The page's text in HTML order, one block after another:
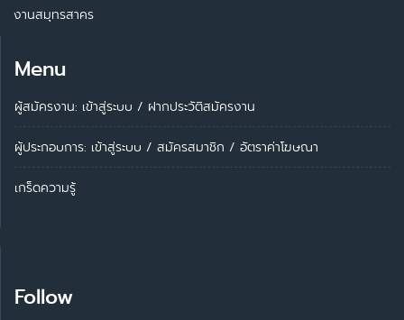
งานสมุทรสาคร
Menu
ผู้สมัครงาน: เข้าสู่ระบบ / ฝากประวัติสมัครงาน
ผู้ประกอบการ: เข้าสู่ระบบ / สมัครสมาชิก / อัตราค่าโฆษณา
เกร็ดความรู้
Follow